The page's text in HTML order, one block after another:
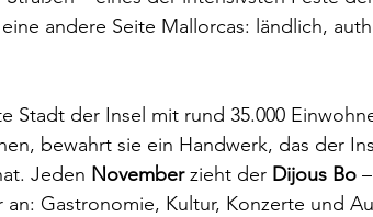
andere Seite Mallorcas: ländlich,
der Insel mit rund 35.000
bewahrt sie ein Handwerk, das der
Jeden November zieht der Dijous Bo
Gastronomie, Kultur, Konzerte und